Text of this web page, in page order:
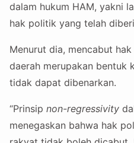
dalam hukum HAM, yakni
hak politik yang telah
Menurut dia, mencabut
daerah merupakan bentuk
tidak dapat dibenarkan.
“Prinsip non-regressivity
menegaskan bahwa hak